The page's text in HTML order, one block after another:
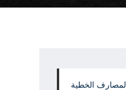
المصارف الخطية